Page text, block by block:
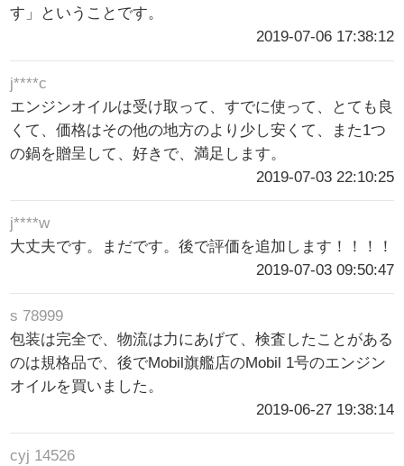
す」ということです。
2019-07-06 17:38:12
j****c
エンジンオイルは受け取って、すでに使って、とても良
くて、価格はその他の地方のより少し安くて、また1つ
の鍋を贈呈して、好きで、満足します。
2019-07-03 22:10:25
j****w
大丈夫です。まだです。後で評価を追加します！！！！
2019-07-03 09:50:47
s 78999
包装は完全で、物流は力にあげて、検査したことがある
のは規格品で、後でMobil旗艦店のMobil 1号のエンジン
オイルを買いました。
2019-06-27 19:38:14
cyj 14526